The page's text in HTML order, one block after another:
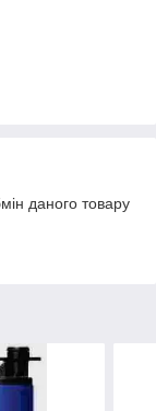
даного товару